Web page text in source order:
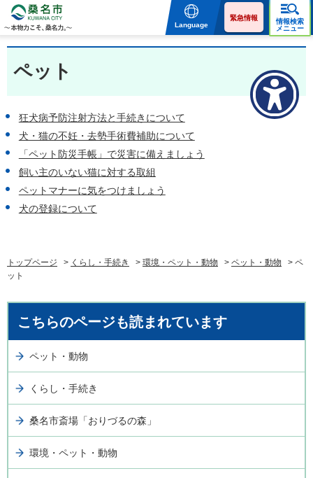
物力こそ、桑名力。
Language
緊急情報
情報検索
メニュー
ペット
狂犬病予防注射方法と手続きについて
犬・猫の不妊・去勢手術費補助について
「ペット防災手帳」で災害に備えましょう
飼い主のいない猫に対する取組
ペットマナーに気をつけましょう
犬の登録について
トップページ > くらし・手続き > 環境・ペット・動物 > ペット・動物
> ペ
ット
こちらのページも読まれています
ペット・動物
くらし・手続き
桑名市斎場「おりづるの森」
環境・ペット・動物